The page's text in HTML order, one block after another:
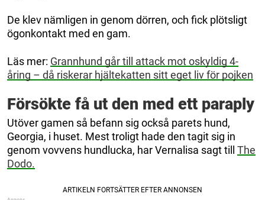
De klev nämligen in genom dörren, och fick plötsligt
ögonkontakt med en gam.
Läs mer: Grannhund går till attack mot oskyldig 4-
åring – då riskerar hjältekatten sitt eget liv för pojken
Försökte få ut den med ett paraply
Utöver gamen så befann sig också parets hund,
Georgia, i huset. Mest troligt hade den tagit sig in
genom vovvens hundlucka, har Vernalisa sagt till The
Dodo.